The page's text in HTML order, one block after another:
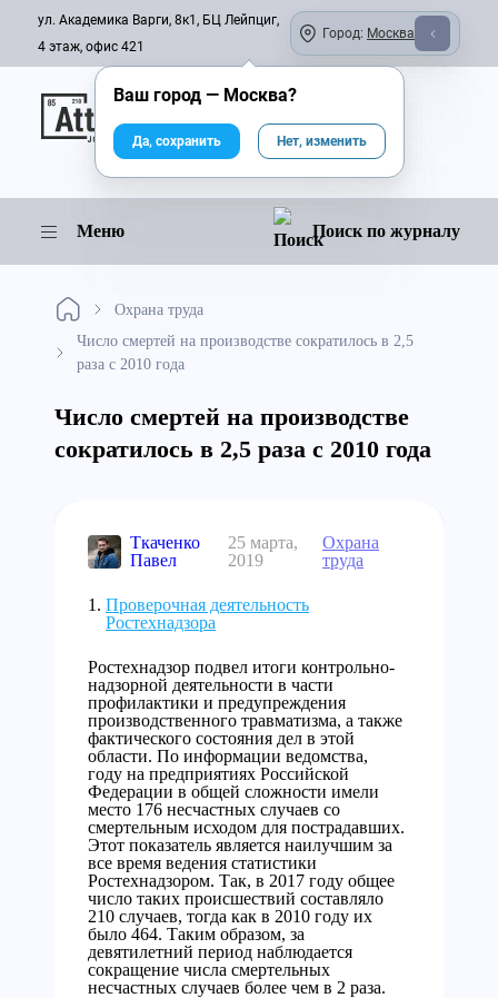
ул. Академика Варги, 8к1, БЦ Лейпциг,
4 этаж, офис 421
Город: Москва
Онлайн-журнал
Меню Поиск по журналу
Охрана труда
Число смертей на производстве сократилось в 2,5
раза с 2010 года
Число смертей на производстве
сократилось в 2,5 раза с 2010 года
Ткаченко
Павел
25 марта,
2019
Охрана
труда
Проверочная деятельность
Ростехнадзора
Ростехнадзор подвел итоги контрольно-
надзорной деятельности в части
профилактики и предупреждения
производственного травматизма, а также
фактического состояния дел в этой
области. По информации ведомства,
году на предприятиях Российской
Федерации в общей сложности имели
место 176 несчастных случаев со
смертельным исходом для пострадавших.
Этот показатель является наилучшим за
все время ведения статистики
Ростехнадзором. Так, в 2017 году общее
число таких происшествий составляло
210 случаев, тогда как в 2010 году их
было 464. Таким образом, за
девятилетний период наблюдается
сокращение числа смертельных
несчастных случаев более чем в 2 раза.
Ваш город — Москва?
Да, сохранить Нет, изменить